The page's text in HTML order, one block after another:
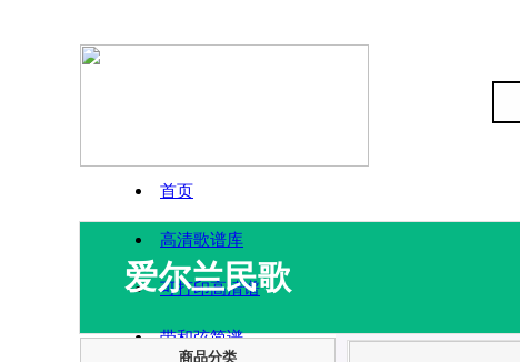
首页
高清歌谱库
可打印高清谱
带和弦简谱
爱尔兰民歌
商品分类